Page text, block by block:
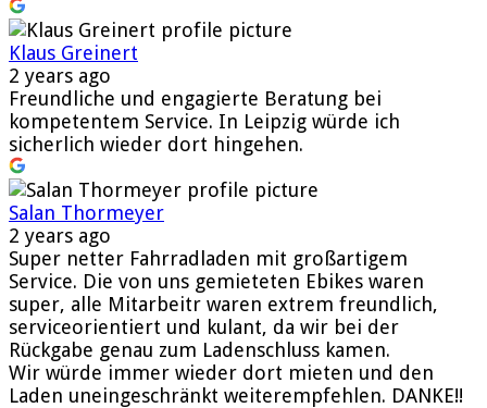
Klaus Greinert
2 years ago
Freundliche und engagierte Beratung bei
kompetentem Service. In Leipzig würde ich
sicherlich wieder dort hingehen.
Salan Thormeyer
2 years ago
Super netter Fahrradladen mit großartigem
Service. Die von uns gemieteten Ebikes waren
super, alle Mitarbeitr waren extrem freundlich,
serviceorientiert und kulant, da wir bei der
Rückgabe genau zum Ladenschluss kamen.
Wir würde immer wieder dort mieten und den
Laden uneingeschränkt weiterempfehlen. DANKE!!